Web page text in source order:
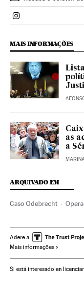
Politica El País
MAIS INFORMAÇÕES
as
a
ARQUIVADO EM
Caso Odebrecht
Luiz Inácio Lula da Silva
Odebrecht
Michel Temer Polícia
Adere a
Mais informações
Si está interesado en